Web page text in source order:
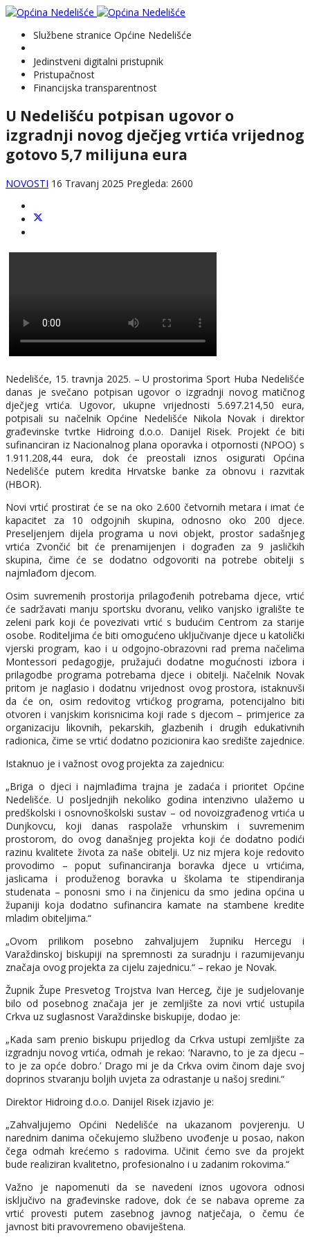
Službene stranice Općine Nedelišće
Jedinstveni digitalni pristupnik
Pristupačnost
Financijska transparentnost
U Nedelišću potpisan ugovor o
izgradnji novog dječjeg vrtića vrijednog
gotovo 5,7 milijuna eura
NOVOSTI 16 Travanj 2025 Pregleda: 2600
Nedelišće, 15. travnja 2025. – U prostorima Sport Huba Nedelišće
danas je svečano potpisan ugovor o izgradnji novog matičnog
dječjeg vrtića. Ugovor, ukupne vrijednosti 5.697.214,50 eura,
potpisali su načelnik Općine Nedelišće Nikola Novak i direktor
građevinske tvrtke Hidroing d.o.o. Danijel Risek. Projekt će biti
sufinanciran iz Nacionalnog plana oporavka i otpornosti (NPOO) s
1.911.208,44 eura, dok će preostali iznos osigurati Općina
Nedelišće putem kredita Hrvatske banke za obnovu i razvitak
(HBOR).​
Novi vrtić prostirat će se na oko 2.600 četvornih metara i imat će
kapacitet za 10 odgojnih skupina, odnosno oko 200 djece.
Preseljenjem dijela programa u novi objekt, prostor sadašnjeg
vrtića Zvončić bit će prenamijenjen i dograđen za 9 jasličkih
skupina, čime će se dodatno odgovoriti na potrebe obitelji s
najmlađom djecom.​
Osim suvremenih prostorija prilagođenih potrebama djece, vrtić
će sadržavati manju sportsku dvoranu, veliko vanjsko igralište te
zeleni park koji će povezivati vrtić s budućim Centrom za starije
osobe. Roditeljima će biti omogućeno uključivanje djece u katolički
vjerski program, kao i u odgojno-obrazovni rad prema načelima
Montessori pedagogije, pružajući dodatne mogućnosti izbora i
prilagodbe programa potrebama djece i obitelji.​ Načelnik Novak
pritom je naglasio i dodatnu vrijednost ovog prostora, istaknuvši
da će on, osim redovitog vrtićkog programa, potencijalno biti
otvoren i vanjskim korisnicima koji rade s djecom – primjerice za
organizaciju likovnih, pekarskih, glazbenih i drugih edukativnih
radionica, čime se vrtić dodatno pozicionira kao središte zajednice.
Istaknuo je i važnost ovog projekta za zajednicu:​
„Briga o djeci i najmlađima trajna je zadaća i prioritet Općine
Nedelišće. U posljednjih nekoliko godina intenzivno ulažemo u
predškolski i osnovnoškolski sustav – od novoizgrađenog vrtića u
Dunjkovcu, koji danas raspolaže vrhunskim i suvremenim
prostorom, do ovog današnjeg projekta koji će dodatno podići
razinu kvalitete života za naše obitelji. Uz niz mjera koje redovito
provodimo – poput sufinanciranja boravka djece u vrtićima,
jaslicama i produženog boravka u školama te stipendiranja
studenata – ponosni smo i na činjenicu da smo jedina općina u
županiji koja dodatno sufinancira kamate na stambene kredite
mladim obiteljima.“
„Ovom prilikom posebno zahvaljujem župniku Hercegu i
Varaždinskoj biskupiji na spremnosti za suradnju i razumijevanju
značaja ovog projekta za cijelu zajednicu.“​ – rekao je Novak.
Župnik Župe Presvetog Trojstva Ivan Herceg, čije je sudjelovanje
bilo od posebnog značaja jer je zemljište za novi vrtić ustupila
Crkva uz suglasnost Varaždinske biskupije, dodao je:​
„Kada sam prenio biskupu prijedlog da Crkva ustupi zemljište za
izgradnju novog vrtića, odmah je rekao: ‘Naravno, to je za djecu –
to je za opće dobro.’ Drago mi je da Crkva ovim činom daje svoj
doprinos stvaranju boljih uvjeta za odrastanje u našoj sredini.“​
Direktor Hidroing d.o.o. Danijel Risek izjavio je:​
„Zahvaljujemo Općini Nedelišće na ukazanom povjerenju. U
narednim danima očekujemo službeno uvođenje u posao, nakon
čega odmah krećemo s radovima. Učinit ćemo sve da projekt
bude realiziran kvalitetno, profesionalno i u zadanim rokovima.“​
Važno je napomenuti da se navedeni iznos ugovora odnosi
isključivo na građevinske radove, dok će se nabava opreme za
vrtić provesti putem zasebnog javnog natječaja, o čemu će
javnost biti pravovremeno obaviještena.​